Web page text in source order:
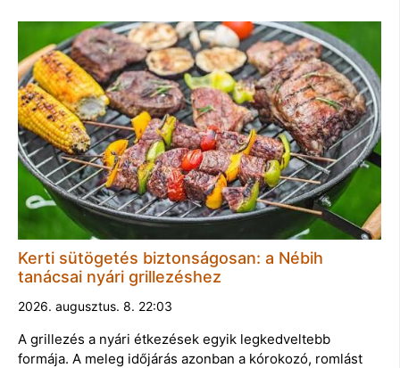
Kerti sütögetés biztonságosan: a Nébih
tanácsai nyári grillezéshez
2026. augusztus. 8. 22:03
A grillezés a nyári étkezések egyik legkedveltebb
formája. A meleg időjárás azonban a kórokozó, romlást